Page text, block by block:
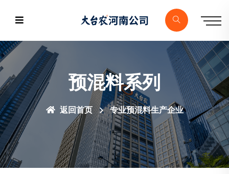
预混料系列
返回首页 专业预混料生产企业